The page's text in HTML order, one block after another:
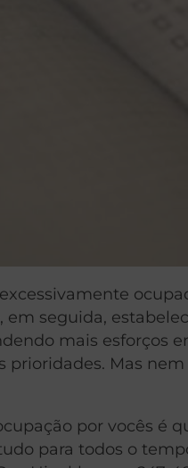
em seguida,
mais esforços
prioridades. Mas
por vocês é
para todos o